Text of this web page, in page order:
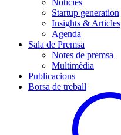
Notícies
Startup generation
Insights & Articles
Agenda
Sala de Premsa
Notes de premsa
Multimèdia
Publicacions
Borsa de treball